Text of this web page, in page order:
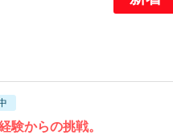
験からの挑戦。